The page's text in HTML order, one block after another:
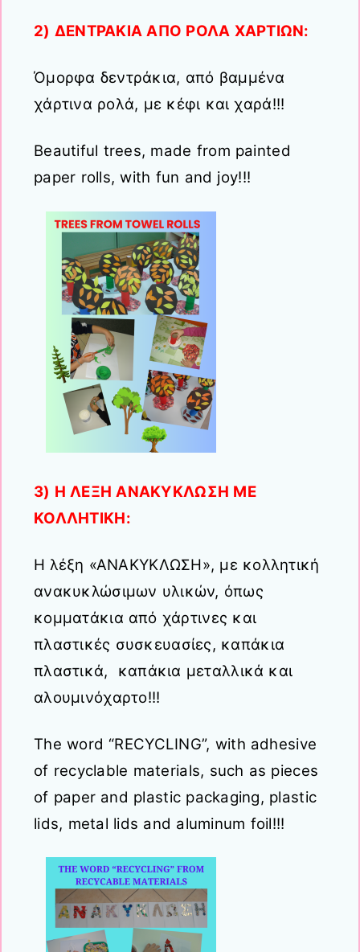
2) ΔΕΝΤΡΑΚΙΑ ΑΠΟ ΡΟΛΑ ΧΑΡΤΙΩΝ:
Όμορφα δεντράκια, από βαμμένα
χάρτινα ρολά, με κέφι και χαρά!!!
Beautiful trees, made from painted
paper rolls, with fun and joy!!!
3) Η ΛΕΞΗ ΑΝΑΚΥΚΛΩΣΗ ΜΕ
ΚΟΛΛΗΤΙΚΗ:
Η λέξη «ΑΝΑΚΥΚΛΩΣΗ», με κολλητική
ανακυκλώσιμων υλικών, όπως
κομματάκια από χάρτινες και
πλαστικές συσκευασίες, καπάκια
πλαστικά, καπάκια μεταλλικά και
αλουμινόχαρτο!!!
The word “RECYCLING”, with adhesive
of recyclable materials, such as pieces
of paper and plastic packaging, plastic
lids, metal lids and aluminum foil!!!